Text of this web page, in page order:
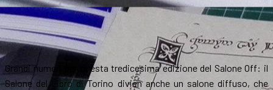
Grandi numeri per questa tredicesima edizione del Salone Off: il
Salone del Libro di Torino divien anche un salone diffuso, che